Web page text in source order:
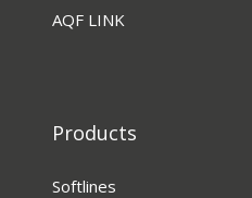
AQF LINK
Products
Softlines